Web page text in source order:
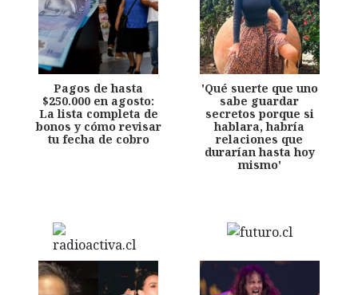
Pagos de hasta
$250.000 en agosto:
La lista completa de
bonos y cómo revisar
tu fecha de cobro
'Qué suerte que uno
sabe guardar
secretos porque si
hablara, habría
relaciones que
durarían hasta hoy
mismo'